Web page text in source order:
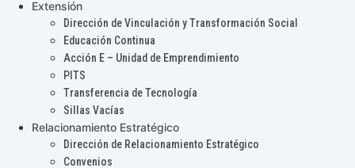
Extensión
Dirección de Vinculación y Transformación Social
Educación Continua
Acción E – Unidad de Emprendimiento
PITS
Transferencia de Tecnología
Sillas Vacías
Relacionamiento Estratégico
Dirección de Relacionamiento Estratégico
Convenios